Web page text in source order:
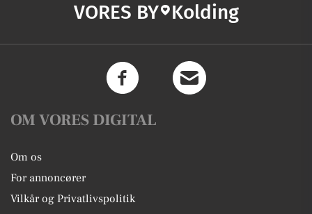
VORES BY Kolding
OM VORES DIGITAL
Om os
For annoncører
Vilkår og Privatlivspolitik